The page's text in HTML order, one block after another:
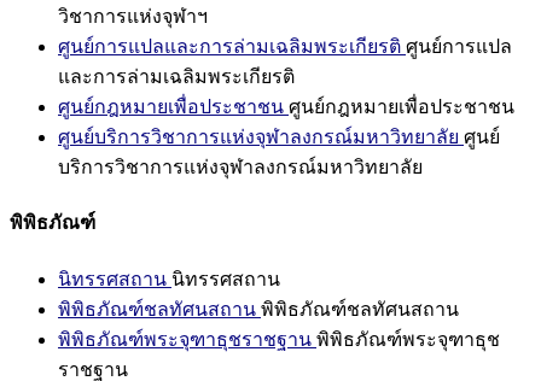
วิชาการแห่งจุฬาฯ
ศูนย์การแปลและการล่ามเฉลิมพระเกียรติ ศูนย์การแปล
และการล่ามเฉลิมพระเกียรติ
ศูนย์กฎหมายเพื่อประชาชน ศูนย์กฎหมายเพื่อประชาชน
ศูนย์บริการวิชาการแห่งจุฬาลงกรณ์มหาวิทยาลัย ศูนย์
บริการวิชาการแห่งจุฬาลงกรณ์มหาวิทยาลัย
พิพิธภัณฑ์
นิทรรศสถาน นิทรรศสถาน
พิพิธภัณฑ์ชลทัศนสถาน พิพิธภัณฑ์ชลทัศนสถาน
พิพิธภัณฑ์พระจุฑาธุชราชฐาน พิพิธภัณฑ์พระจุฑาธุช
ราชฐาน